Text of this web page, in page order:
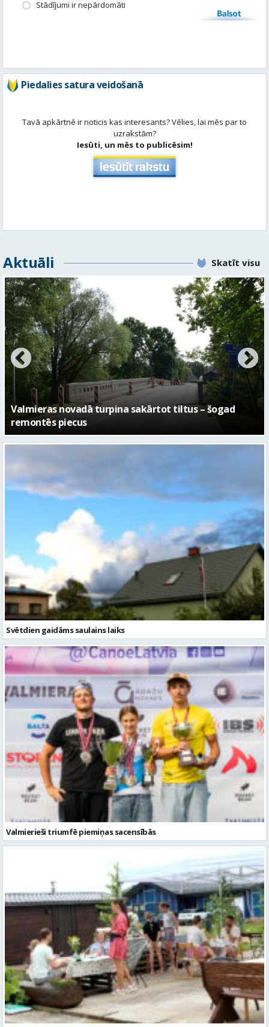
Stādījumi ir nepārdomāti
Balsot
Piedalies satura veidošanā
Tavā apkārtnē ir noticis kas interesants? Vēlies, lai mēs par to
uzrakstām?
Iesūti, un mēs to publicēsim!
Aktuāli Skatīt visu
No pagaidu teātra līdz laikmetīgās kultūras centram
– kā attīstīsies “Kurtuve”
Svētdien gaidāms saulains laiks
Valmierieši triumfē piemiņas sacensībās